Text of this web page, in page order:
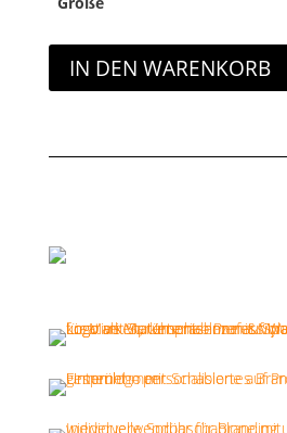
IN DEN WARENKORB